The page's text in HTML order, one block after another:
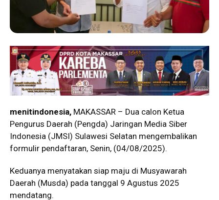
menitindonesia, MAKASSAR – Dua calon Ketua
Pengurus Daerah (Pengda) Jaringan Media Siber
Indonesia (JMSI) Sulawesi Selatan mengembalikan
formulir pendaftaran, Senin, (04/08/2025).
Keduanya menyatakan siap maju di Musyawarah
Daerah (Musda) pada tanggal 9 Agustus 2025
mendatang.